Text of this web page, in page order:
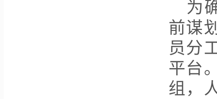
为
前谋
员分
平台
组，